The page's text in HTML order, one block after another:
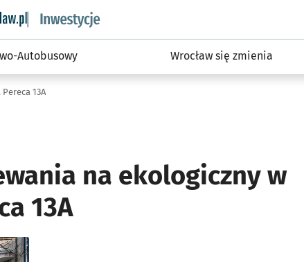
wroclaw.pl podserwis: #InwestycjeWRO -
Autobusowy Wrocław się zmienia
13A
na ekologiczny w
13A